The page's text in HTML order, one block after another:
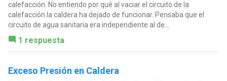
calefacción. No entiendo por qué al vaciar el circuito de la
calefacción la caldera ha dejado de funcionar. Pensaba que el
circuito de agua sanitaria era independiente al de...
1 respuesta
Exceso Presión en Caldera